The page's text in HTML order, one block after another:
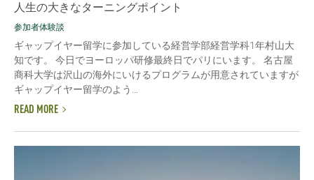
人生の大きなターニングポイント
参加者体験談
ギャップイヤー留学に参加している経営学部経営学科1年村山大
知です。 今日でヨーロッパ研修最終日でパリにいます。 名古屋
商科大学は沢山の海外にいけるプログラムが用意されていますが
ギャップイヤー留学のよう...
READ MORE